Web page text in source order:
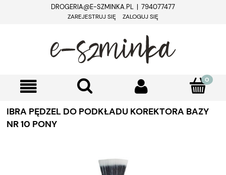
DROGERIA@E-SZMINKA.PL | 794077477
ZAREJESTRUJ SIĘ ZALOGUJ SIĘ
IBRA PĘDZEL DO PODKŁADU KOREKTORA BAZY
NR 10 PONY